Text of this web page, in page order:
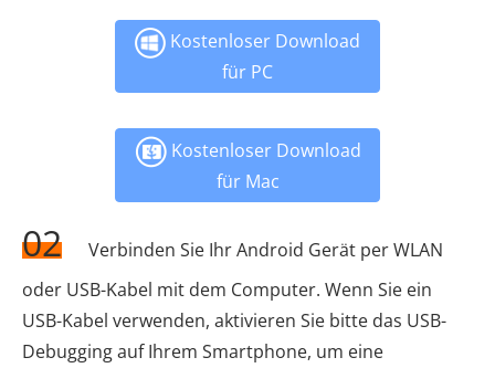
Kostenloser Download
für PC
Kostenloser Download
für Mac
02
Verbinden Sie Ihr Android Gerät per WLAN
oder USB-Kabel mit dem Computer. Wenn Sie ein
USB-Kabel verwenden, aktivieren Sie bitte das USB-
Debugging auf Ihrem Smartphone, um eine